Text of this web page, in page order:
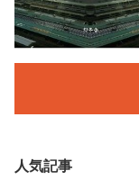
人気記事